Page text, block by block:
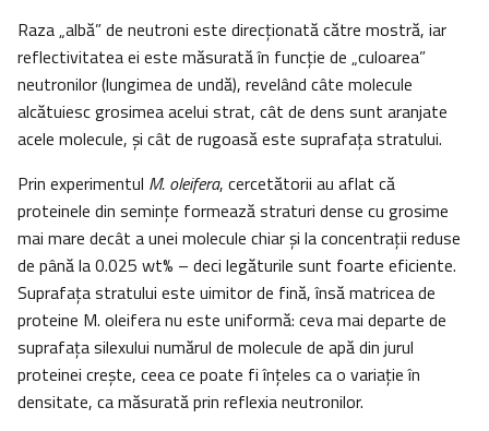
Raza „albă” de neutroni este direcţionată către mostră, iar
reflectivitatea ei este măsurată în funcţie de „culoarea”
neutronilor (lungimea de undă), revelând câte molecule
alcătuiesc grosimea acelui strat, cât de dens sunt aranjate
acele molecule, şi cât de rugoasă este suprafaţa stratului.
Prin experimentul M. oleifera, cercetătorii au aflat că
proteinele din seminţe formează straturi dense cu grosime
mai mare decât a unei molecule chiar şi la concentraţii reduse
de până la 0.025 wt% – deci legăturile sunt foarte eficiente.
Suprafaţa stratului este uimitor de fină, însă matricea de
proteine M. oleifera nu este uniformă: ceva mai departe de
suprafaţa silexului numărul de molecule de apă din jurul
proteinei creşte, ceea ce poate fi înţeles ca o variaţie în
densitate, ca măsurată prin reflexia neutronilor.